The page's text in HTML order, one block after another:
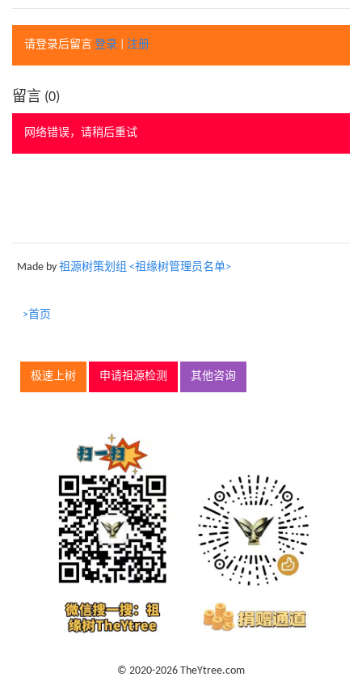
请登录后留言 登录 注册
留言 (0)
网络错误，请稍后重试
Made by 祖源树策划组 <祖缘树管理员名单>
>首页
极速上树 申请祖源检测 其他咨询
© 2020-2026 TheYtree.com